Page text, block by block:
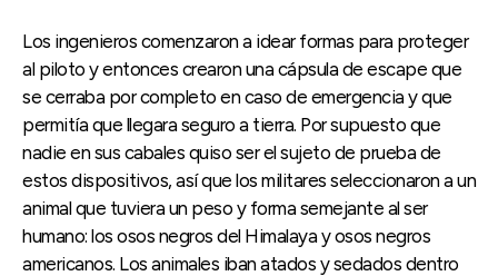
Los ingenieros comenzaron a idear formas para proteger
al piloto y entonces crearon una cápsula de escape que
se cerraba por completo en caso de emergencia y que
permitía que llegara seguro a tierra. Por supuesto que
nadie en sus cabales quiso ser el sujeto de prueba de
estos dispositivos, así que los militares seleccionaron a un
animal que tuviera un peso y forma semejante al ser
humano: los osos negros del Himalaya y osos negros
americanos. Los animales iban atados y sedados dentro